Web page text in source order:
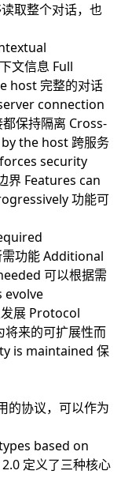
取整个对话，也
文信息 Full
host 完整的对话
connection
保持隔离 Cross-
the host 跨服务
security
界 Features can
功能可
功能 Additional
可以根据需
evolve
展 Protocol
来的可扩展性而
is maintained 保
的协议，可以作为
based on
2.0 定义了三种核心